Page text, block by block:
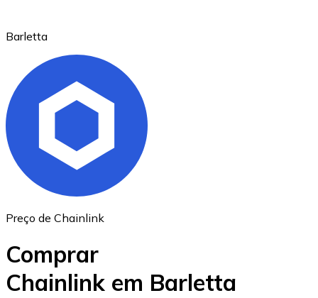
Ethereum
Barletta
Preço de Chainlink
Comprar
Chainlink em Barletta